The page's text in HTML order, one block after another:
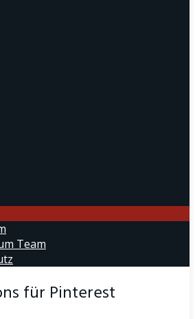
Team
für Pinterest